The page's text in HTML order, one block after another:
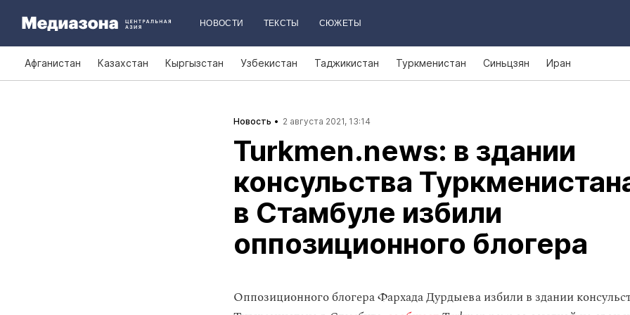
НОВОСТИ ТЕКСТЫ СЮЖЕТЫ
Афганистан Казахстан Кыргызстан Узбекистан Таджикистан Туркменистан Синьцзян Иран
Новость 2 августа 2021, 13:14
Turkmen.news: в здании
консульства
в Стамбуле избили
оппозиционного блогера
Оппозиционного блогера Фархада Дурдыева избили в здании